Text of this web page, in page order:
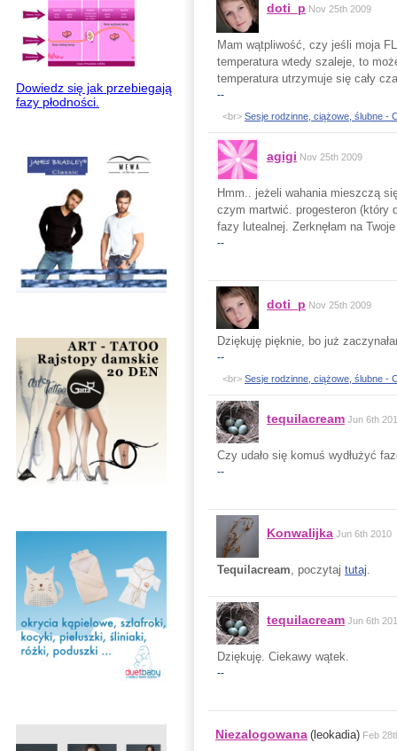
Dowiedz się jak przebiegają
fazy płodności.
doti_p Nov 25th 2009
Mam wątpliwość, czy jeśli moja
temperatura wtedy szaleje, to
temperatura utrzymuje się cały
--
<br> Sesje rodzinne, ciążowe, ślubne -
agigi Nov 25th 2009
Hmm.. jeżeli wahania mieszczą
czym martwić. progesteron (który
fazy lutealnej. Zerknęłam na
--
doti_p Nov 25th 2009
Dziękuję pięknie, bo już
--
<br> Sesje rodzinne, ciążowe, ślubne -
tequilacream Jun 6th
Czy udało się komuś wydłużyć
--
Konwalijka Jun 6th 2010
Tequilacream, poczytaj tutaj.
tequilacream Jun 6th
Dziękuję. Ciekawy wątek.
--
Niezalogowana (leokadia) Feb